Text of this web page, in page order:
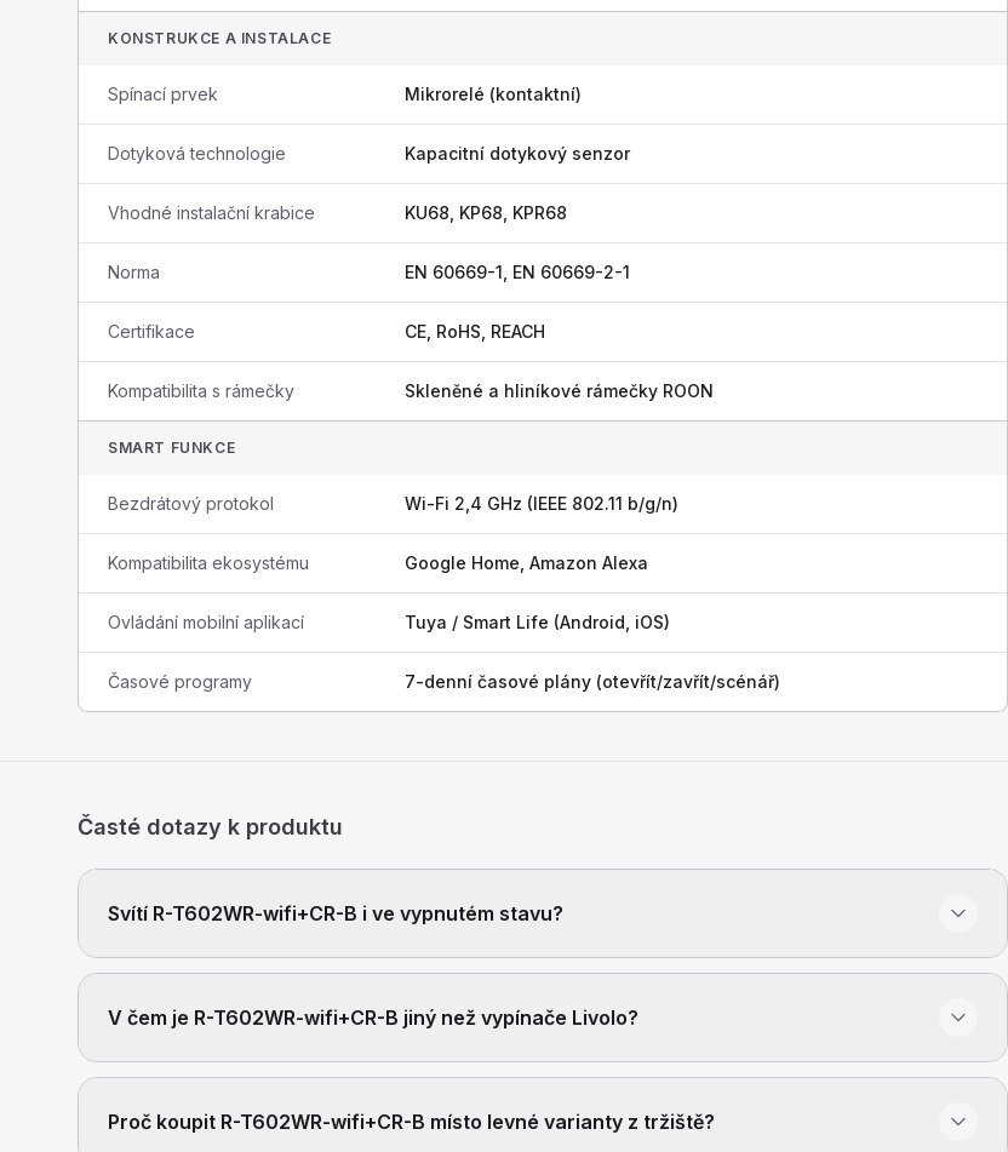
KONSTRUKCE A INSTALACE
Spínací prvek Mikrorelé (kontaktní)
Dotyková technologie Kapacitní dotykový senzor
Vhodné instalační krabice KU68, KP68, KPR68
Norma EN 60669-1, EN 60669-2-1
Certifikace CE, RoHS, REACH
Kompatibilita s rámečky Skleněné a hliníkové rámečky ROON
SMART FUNKCE
Bezdrátový protokol Wi-Fi 2,4 GHz (IEEE 802.11 b/g/n)
Kompatibilita ekosystému Google Home, Amazon Alexa
Ovládání mobilní aplikací Tuya / Smart Life (Android, iOS)
Časové programy 7-denní časové plány (otevřít/zavřít/scénář)
Časté dotazy k produktu
Svítí R-T602WR-wifi+CR-B i ve vypnutém stavu?
V čem je R-T602WR-wifi+CR-B jiný než vypínače Livolo?
Proč koupit R-T602WR-wifi+CR-B místo levné varianty z tržiště?